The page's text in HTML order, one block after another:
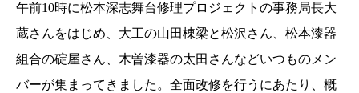
午前10時に松本深志舞台修理プロジェクトの事務局長大
蔵さんをはじめ、大工の山田棟梁と松沢さん、松本漆器
組合の碇屋さん、木曽漆器の太田さんなどいつものメン
バーが集まってきました。全面改修を行うにあたり、概